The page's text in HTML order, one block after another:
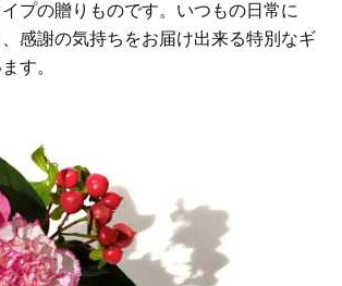
プの贈りものです。いつもの日常に
感謝の気持ちをお届け出来る特別なギ
す。